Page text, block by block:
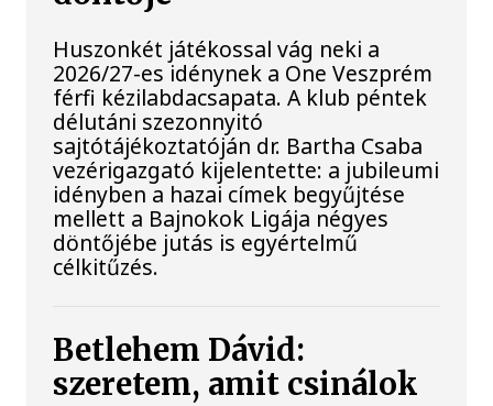
Huszonkét játékossal vág neki a
2026/27-es idénynek a One Veszprém
férfi kézilabdacsapata. A klub péntek
délutáni szezonnyitó
sajtótájékoztatóján dr. Bartha Csaba
vezérigazgató kijelentette: a jubileumi
idényben a hazai címek begyűjtése
mellett a Bajnokok Ligája négyes
döntőjébe jutás is egyértelmű
célkitűzés.
Betlehem Dávid:
szeretem, amit csinálok